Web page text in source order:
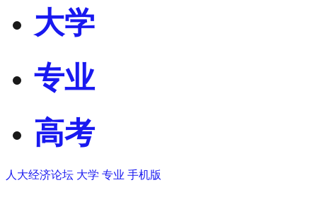
大学
专业
高考
人大经济论坛 大学 专业 手机版